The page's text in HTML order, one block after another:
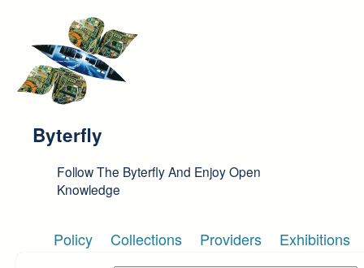
Byterfly
Follow The Byterfly And Enjoy Open
Knowledge
Policy Collections Providers Exhibitions